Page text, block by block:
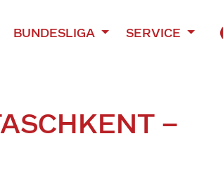
BUNDESLIGA SERVICE
–